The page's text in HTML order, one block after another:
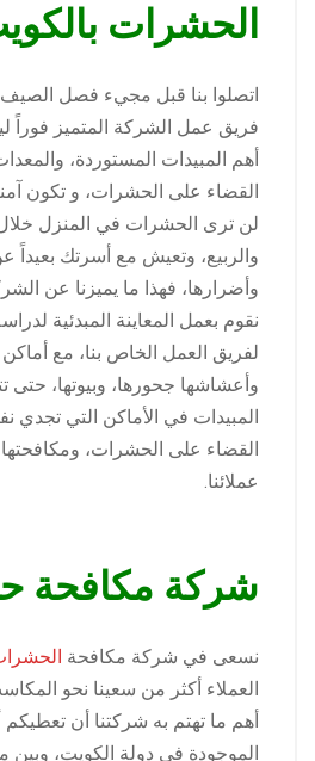
الحشرات
اتصلوا بنا قبل مجيء فصل
فريق عمل الشركة المتميز فوراً
أهم المبيدات المستوردة،
القضاء على الحشرات، و تكون
لن ترى الحشرات في المنزل
والربيع، وتعيش مع أسرتك بعيداً
وأضرارها، فهذا ما يميزنا عن
نقوم بعمل المعاينة المبدئية
لفريق العمل الخاص بنا، مع
وأعشاشها جحورها، وبيوتها،
المبيدات في الأماكن التي تجدي
القضاء على الحشرات،
عملائنا.
شركة مكافحة
نسعى في شركة مكافحة
العملاء أكثر من سعينا نحو
أهم ما تهتم به شركتنا أن
الموجودة في دولة الكويت،